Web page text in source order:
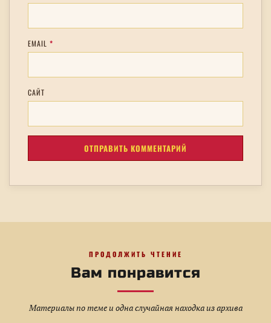
EMAIL *
САЙТ
ПРОДОЛЖИТЬ ЧТЕНИЕ
Вам понравится
Материалы по теме и одна случайная находка из архива